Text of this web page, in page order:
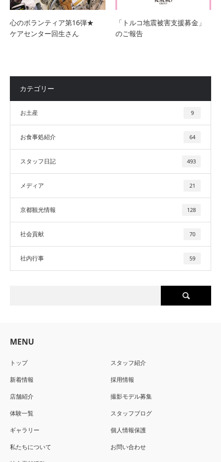
心のボランティア第16弾★
ケアセンター回生さん
「トルコ地震被害支援募金」
のご報告
カテゴリー
お土産 9
お食事処紹介 64
スタッフ日記 493
メディア 21
京都観光情報 128
社会貢献 70
社内行事 59
MENU
トップ
新着情報
店舗紹介
体験一覧
ギャラリー
私たちについて
スタッフ紹介
採用情報
撮影モデル募集
スタッフブログ
個人情報保護
お問い合わせ